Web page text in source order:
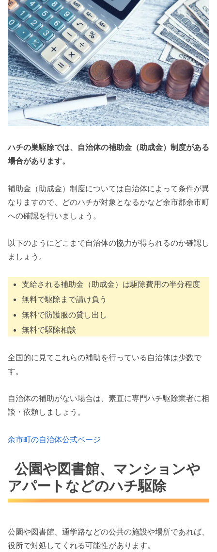
ハチの巣駆除では、自治体の補助金（助成金）制度がある
場合があります。
補助金（助成金）制度については自治体によって条件が異
なりますので、どのハチが対象となるかなど余市郡余市町
への確認を行いましょう。
以下のようにどこまで自治体の協力が得られるのか確認し
ましょう。
支給される補助金（助成金）は駆除費用の半分程度
無料で駆除まで請け負う
無料で防護服の貸し出し
無料で駆除相談
全国的に見てこれらの補助を行っている自治体は少数で
す。
自治体の補助がない場合は、素直に専門ハチ駆除業者に相
談・依頼しましょう。
余市町の自治体公式ページ
公園や図書館、マンションや
アパートなどのハチ駆除
公園や図書館、通学路などの公共の施設や場所であれば、
役所で対処してくれる可能性があります。